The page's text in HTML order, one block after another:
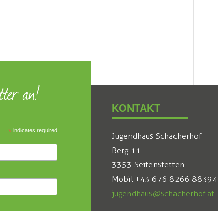
an!
* indicates required
KONTAKT
Jugendhaus Schacherhof
Berg 11
3353 Seitenstetten
Mobil +43 676 8266 88394
jugendhaus@schacherhof.at